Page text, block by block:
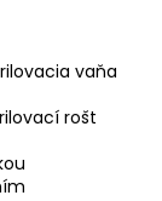
vaňa
rošt